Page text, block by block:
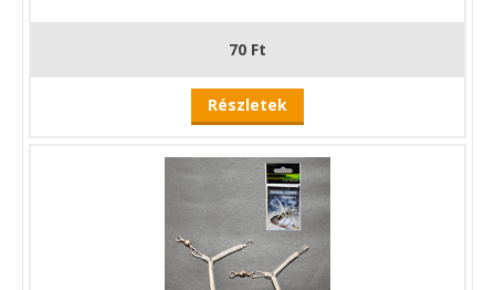
70 Ft
Részletek